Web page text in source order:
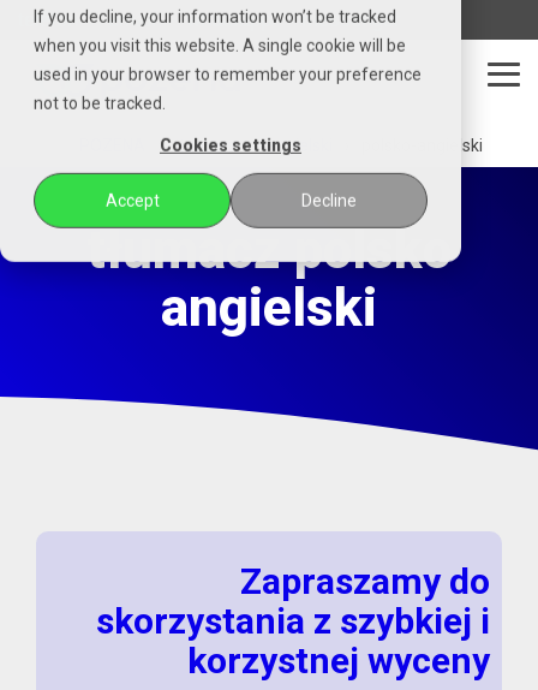
If you decline, your information won’t be tracked
when you visit this website. A single cookie will be
used in your browser to remember your preference
not to be tracked.
Cookies settings
Accept Decline
Czytaj
stronę
główną
POZENA
telefon email whatsapp messenger
tłumacz angielski polsko-angielski
tłumacz polsko
angielski
Zapraszamy do
skorzystania z szybkiej i
korzystnej wyceny